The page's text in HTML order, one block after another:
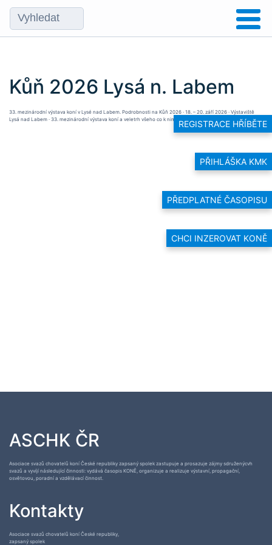
REGISTRACE HŘÍBĚTE
PŘIHLÁŠKA KMK
PŘEDPLATNÉ ČASOPISU
CHCI INZEROVAT KONĚ
Kůň 2026 Lysá n. Labem
33. mezinárodní výstava koní v Lysé nad Labem. Podrobnosti na Kůň 2026 · 18. – 20. září 2026 · Výstaviště
Lysá nad Labem · 33. mezinárodní výstava koní a veletrh všeho co k nim patří · Výstaviště Lysá nad Labem
ASCHK ČR
Asociace svazů chovatelů koní České republiky zapsaný spolek zastupuje a prosazuje zájmy sdruženýcvh
svazů a vyvíjí následující činnosti: vydává časopis KONĚ, organizuje a realizuje výstavní, propagační,
osvětovou, poradní a vzdělávací činnost.
Kontakty
Asociace svazů chovatelů koní České republiky,
zapsaný spolek